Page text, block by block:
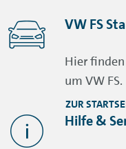
VW FS
Hier
um VW FS.
ZUR
Hilfe &